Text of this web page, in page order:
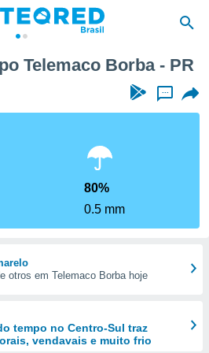
Telemaco Borba - PR
...
80%
0.5 mm
otros em Telemaco Borba hoje
tempo no Centro-Sul traz
vendavais e muito frio